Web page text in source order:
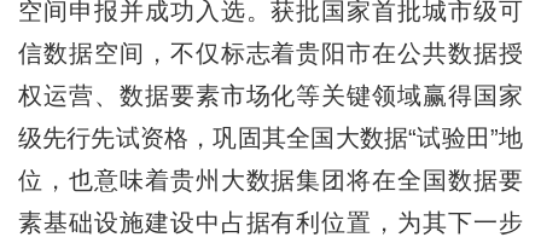
空间申报并成功入选。获批国家首批城市级可
信数据空间，不仅标志着贵阳市在公共数据授
权运营、数据要素市场化等关键领域赢得国家
级先行先试资格，巩固其全国大数据“试验田”地
位，也意味着贵州大数据集团将在全国数据要
素基础设施建设中占据有利位置，为其下一步